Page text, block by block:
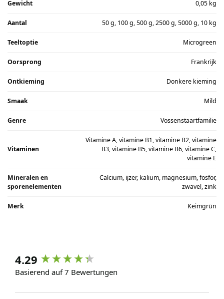
Gewicht 0,05 kg
Aantal 50 g, 100 g, 500 g, 2500 g, 5000 g, 10 kg
Teeltoptie Microgreen
Oorsprong Frankrijk
Ontkieming Donkere kieming
Smaak Mild
Genre Vossenstaartfamilie
Vitaminen
Vitamine A, vitamine B1, vitamine B2, vitamine
B3, vitamine B5, vitamine B6, vitamine C,
vitamine E
Mineralen en
sporenelementen
Calcium, ijzer, kalium, magnesium, fosfor,
zwavel, zink
Merk Keimgrün
4.29
Basierend auf 7 Bewertungen